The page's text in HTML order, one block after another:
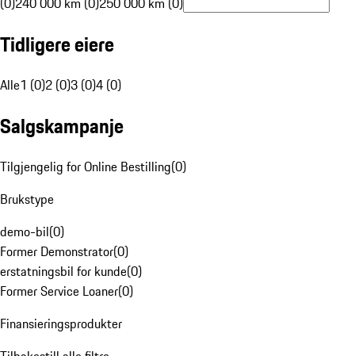
Tidligere eiere
Alle1 (0)2 (0)3 (0)4 (0)
Salgskampanje
Tilgjengelig for Online Bestilling(0)
Brukstype
demo-bil(0)
Former Demonstrator(0)
erstatningsbil for kunde(0)
Former Service Loaner(0)
Finansieringsprodukter